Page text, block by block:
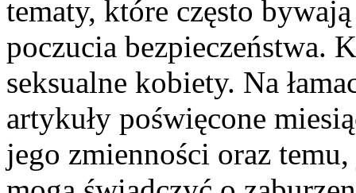
tematy, które często
poczucia bezpieczeństwa.
seksualne kobiety. Na
artykuły poświęcone
jego zmienności oraz